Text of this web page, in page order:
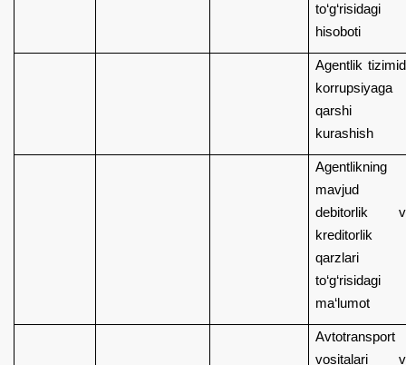
to‘g‘risidagi
hisoboti
Agentlik
korrupsiyaga
qarshi
kurashish
Agentlikning
mavjud
debitorlik
kreditorlik
qarzlari
to‘g‘risidagi
ma‘lumot
Avtotransport
vositalari